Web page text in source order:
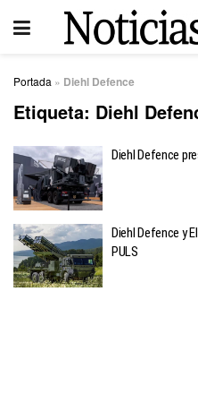
Portada » Diehl Defence
Etiqueta: Diehl
Diehl Defence
Diehl Defence y
PULS